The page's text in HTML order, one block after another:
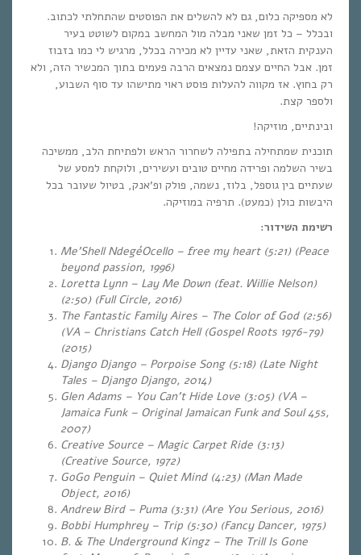
לא מספיקה כלום, גם לא להשלים את הפוסטים שהתחלתי לכתוב.
ובכלל – כל זמן שאני מבלה מול המחשב במקום לשוטט בעיר
הענקית הזאת, שאני עדיין לא מכירה בכלל, מרגיש לי כמו בזבוז
זמן. אבל החיים עצמם נמצאים הרבה פעמים בתוך המכשיר הזה, ולא
רק בחוץ. אז מקווה להעלות פוסט ראוי מתישהו עד סוף השבוע,
ולספר קצת.
ובינתיים, מוזיקה!
תוכנית שמתחילה בתפילה לשחרור הראש ולפתיחת הלב, ממשיכה
בשיר השלמה ופרידה מחיים טובים ועשירים, ולוקחת למסע של
שעתיים בין גוספל, בלוז, נשמה, פולק ופ’אנק, בטיול שעובר בכל
היבשות כולן (כמעט). תרפיה במוזיקה.
רשימת השידור:
Me’Shell NdegéOcello – free my heart (5:21) (Peace
beyond passion, 1996)
Loretta Lynn – Lay Me Down (feat. Willie Nelson)
(2:50) (Full Circle, 2016)
The Fantastic Family Aires – The Color of God (2:56)
(VA – Christians Catch Hell (Gospel Roots 1976-79)
(2015)
Django Django – Porpoise Song (5:18) (Late Night
Tales – Django Django, 2014)
Glen Adams – You Can’t Hide Love (3:05) (VA –
Jamaica Funk – Original Jamaican Funk and Soul 45s,
2007)
Creative Source – Magic Carpet Ride (3:13)
(Creative Source, 1972)
GoGo Penguin – Quiet Mind (4:23) (Man Made
Object, 2016)
Andrew Bird – Puma (3:31) (Are You Serious, 2016)
Bobbi Humphrey – Trip (5:30) (Fancy Dancer, 1975)
B. & The Underground Kingz – The Trill Is Gone